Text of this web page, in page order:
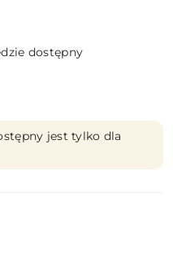
dostępny
jest tylko dla